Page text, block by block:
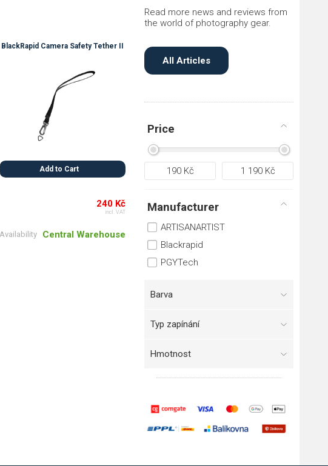
Read more news and reviews from
the world of photography gear.
All Articles
Price
190Kč 1 190Kč
Manufacturer
ARTISANARTIST
Blackrapid
PGYTech
Barva
Typ zapínání
Hmotnost
BlackRapid Camera Safety Tether II
Add to Cart
240 Kč
incl. VAT
Availability Central Warehouse